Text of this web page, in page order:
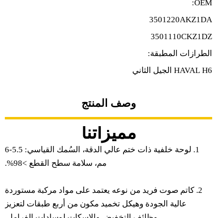
OEM:
3501220AKZ1DA
3501110CKZ1DZ
الطرازات المطبقة:
HAVAL H6 الجيل الثاني
وصف المنتج
مميزاتنا
1. لوحة خلفية ذات ختم عالي الدقة، السُمك القياسي: 5.5-6
مم، سلامة سطح القطع >98%.
2. كاتم صوت فريد من نوعه يعتمد على مواد مركبة مستوردة
عالية الجودة وهيكل تخميد مكون من أربع طبقات لتعزيز